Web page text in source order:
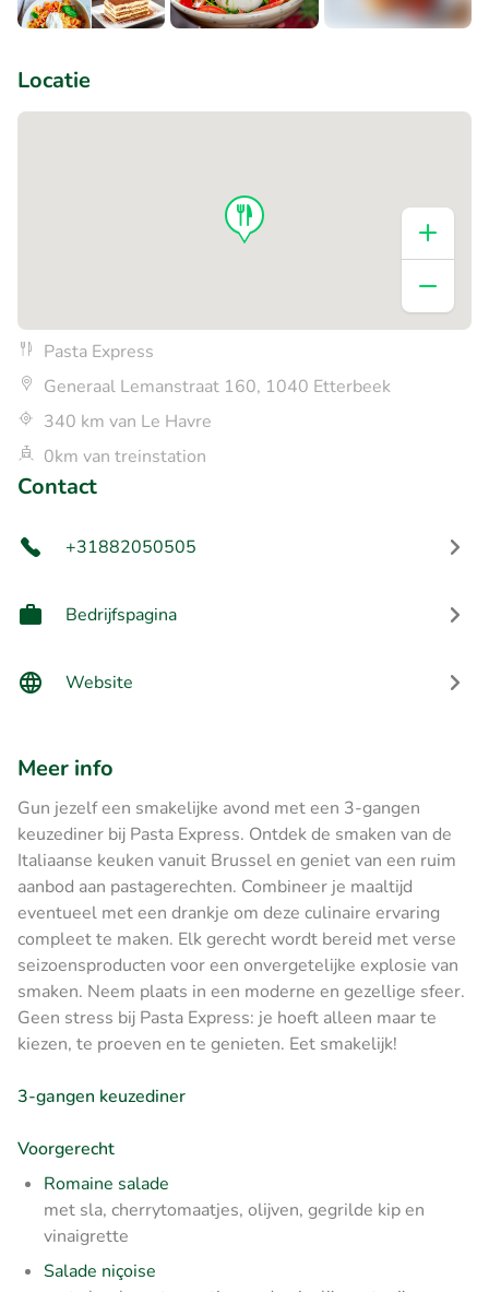
Locatie
Pasta Express
Generaal Lemanstraat 160, 1040 Etterbeek
340 km van Le Havre
0km van treinstation
Contact
+31882050505
Bedrijfspagina
Website
Meer info
Gun jezelf een smakelijke avond met een 3-gangen
keuzediner bij Pasta Express. Ontdek de smaken van de
Italiaanse keuken vanuit Brussel en geniet van een ruim
aanbod aan pastagerechten. Combineer je maaltijd
eventueel met een drankje om deze culinaire ervaring
compleet te maken. Elk gerecht wordt bereid met verse
seizoensproducten voor een onvergetelijke explosie van
smaken. Neem plaats in een moderne en gezellige sfeer.
Geen stress bij Pasta Express: je hoeft alleen maar te
kiezen, te proeven en te genieten. Eet smakelijk!
3-gangen keuzediner
Voorgerecht
Romaine salade
met sla, cherrytomaatjes, olijven, gegrilde kip en
vinaigrette
Salade niçoise